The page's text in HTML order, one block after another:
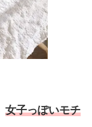
女子っぽいモチ